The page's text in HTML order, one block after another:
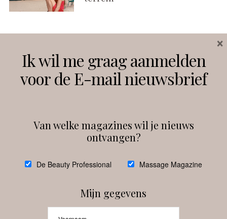
Instagram Facebook
debeautyprofessional
Ik wil me graag aanmelden
voor de E-mail nieuwsbrief
Van welke magazines wil je nieuws
ontvangen?
De Beauty Professional Massage Magazine
Mijn gegevens
×